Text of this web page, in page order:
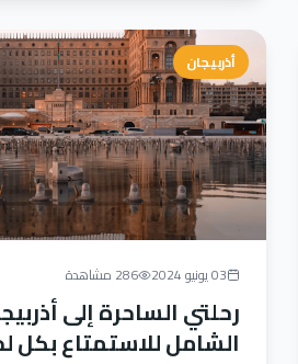
أذربيجان
03 يونيو 2024 286 مشاهدة
رحلتي الساحرة إلى
الشامل للاستمتاع بكل